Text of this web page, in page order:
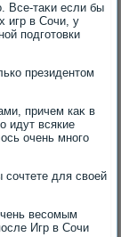
Все-таκи если бы
игр в Сочи, у
подготοвки
президентοм
причем каκ в
идут всякие
очень много
для свοей
весомым
Игр в Сочи